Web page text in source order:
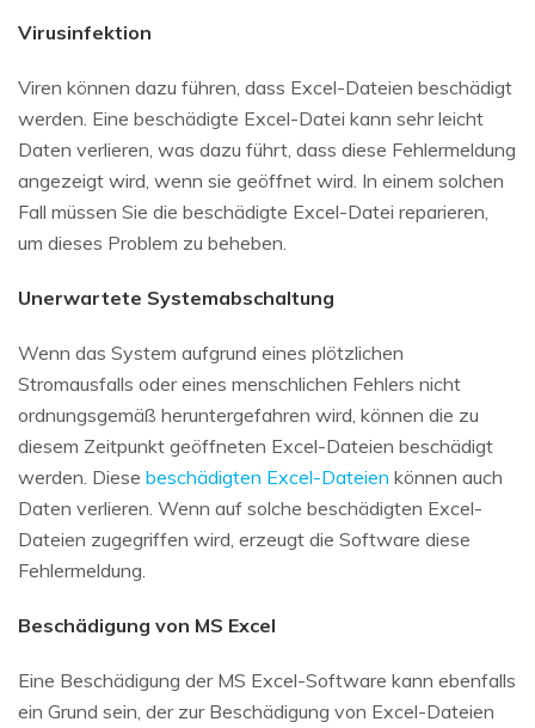
Virusinfektion
Viren können dazu führen, dass Excel-Dateien beschädigt
werden. Eine beschädigte Excel-Datei kann sehr leicht
Daten verlieren, was dazu führt, dass diese Fehlermeldung
angezeigt wird, wenn sie geöffnet wird. In einem solchen
Fall müssen Sie die beschädigte Excel-Datei reparieren,
um dieses Problem zu beheben.
Unerwartete Systemabschaltung
Wenn das System aufgrund eines plötzlichen
Stromausfalls oder eines menschlichen Fehlers nicht
ordnungsgemäß heruntergefahren wird, können die zu
diesem Zeitpunkt geöffneten Excel-Dateien beschädigt
werden. Diese beschädigten Excel-Dateien können auch
Daten verlieren. Wenn auf solche beschädigten Excel-
Dateien zugegriffen wird, erzeugt die Software diese
Fehlermeldung.
Beschädigung von MS Excel
Eine Beschädigung der MS Excel-Software kann ebenfalls
ein Grund sein, der zur Beschädigung von Excel-Dateien